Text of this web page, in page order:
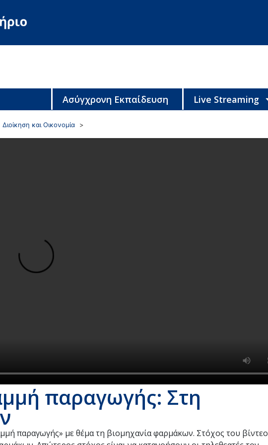
Ασύγχρονη Εκπαίδευση Live Streaming
Διοίκηση και Οικονομία
παραγωγής: Στη
παραγωγής» με θέμα τη βιομηχανία φαρμάκων. Στόχος του βίντεο